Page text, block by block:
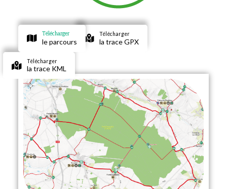
Télécharger
le parcours
Télécharger
la trace GPX
Télécharger
la trace KML